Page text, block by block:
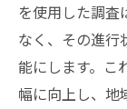
を使用した調査
なく、その進行
能にします。こ
幅に向上し、地